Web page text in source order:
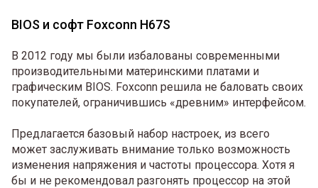
BIOS и софт Foxconn H67S
В 2012 году мы были избалованы современными
производительными материнскими платами и
графическим BIOS. Foxconn решила не баловать своих
покупателей, ограничившись «древним» интерфейсом.
Предлагается базовый набор настроек, из всего
может заслуживать внимание только возможность
изменения напряжения и частоты процессора. Хотя я
бы и не рекомендовал разгонять процессор на этой